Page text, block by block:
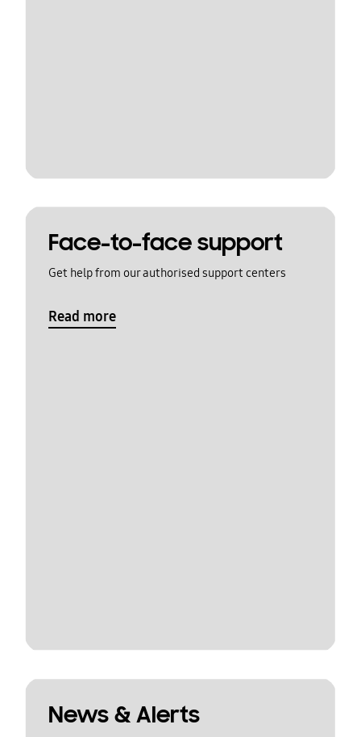
Face-to-face support
Get help from our authorised support centers
Read more
News & Alerts